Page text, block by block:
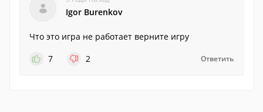
Igor Burenkov
Что это игра не работает верните игру
7
2 Ответить